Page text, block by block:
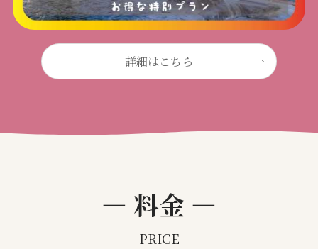
詳細はこちら
― 料金 ―
PRICE